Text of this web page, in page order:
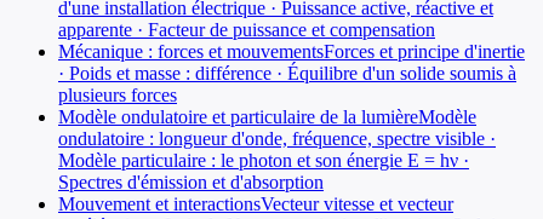
d'une installation électrique · Puissance active, réactive et
apparente · Facteur de puissance et compensation
Mécanique : forces et mouvementsForces et principe d'inertie
· Poids et masse : différence · Équilibre d'un solide soumis à
plusieurs forces
Modèle ondulatoire et particulaire de la lumièreModèle
ondulatoire : longueur d'onde, fréquence, spectre visible ·
Modèle particulaire : le photon et son énergie E = hν ·
Spectres d'émission et d'absorption
Mouvement et interactionsVecteur vitesse et vecteur